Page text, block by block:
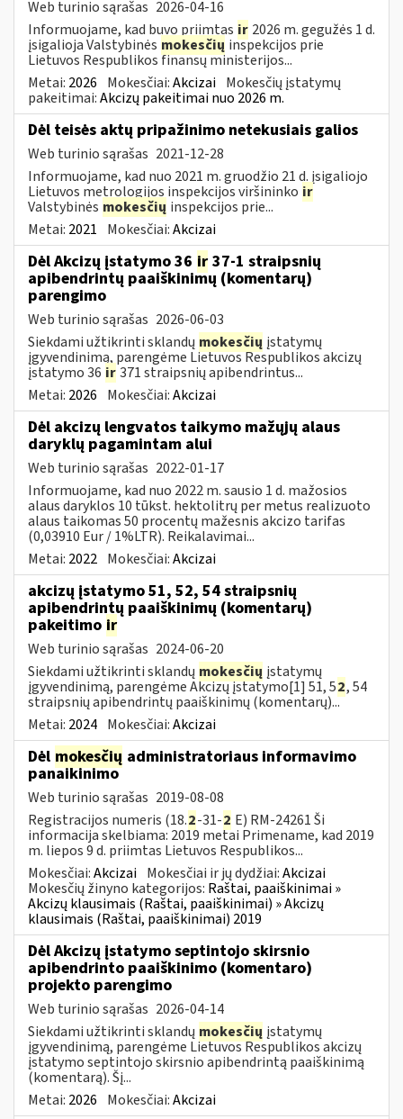
Web turinio sąrašas 2026-04-16
Informuojame, kad buvo priimtas ir 2026 m. gegužės 1 d.
įsigalioja Valstybinės mokesčių inspekcijos prie
Lietuvos Respublikos finansų ministerijos...
Metai: 2026 Mokesčiai:Akcizai Mokesčių įstatymų
pakeitimai:Akcizų pakeitimai nuo 2026 m.
Dėl teisės aktų pripažinimo netekusiais galios
Web turinio sąrašas 2021-12-28
Informuojame, kad nuo 2021 m. gruodžio 21 d. įsigaliojo
Lietuvos metrologijos inspekcijos viršininko ir
Valstybinės mokesčių inspekcijos prie...
Metai: 2021 Mokesčiai:Akcizai
Dėl Akcizų įstatymo 36 ir 37-1 straipsnių
apibendrintų paaiškinimų (komentarų)
parengimo
Web turinio sąrašas 2026-06-03
Siekdami užtikrinti sklandų mokesčių įstatymų
įgyvendinimą, parengėme Lietuvos Respublikos akcizų
įstatymo 36 ir371 straipsnių apibendrintus...
Metai: 2026 Mokesčiai:Akcizai
Dėl akcizų lengvatos taikymo mažųjų alaus
daryklų pagamintam alui
Web turinio sąrašas 2022-01-17
Informuojame, kad nuo 2022 m. sausio 1 d. mažosios
alaus daryklos 10 tūkst. hektolitrų per metus realizuoto
alaus taikomas 50 procentų mažesnis akcizo tarifas
(0,03910 Eur / 1%LTR). Reikalavimai...
Metai: 2022 Mokesčiai:Akcizai
akcizų įstatymo 51, 52, 54 straipsnių
apibendrintų paaiškinimų (komentarų)
pakeitimo ir
Web turinio sąrašas 2024-06-20
Siekdami užtikrinti sklandų mokesčių įstatymų
įgyvendinimą, parengėme Akcizų įstatymo[1] 51, 52, 54
straipsnių apibendrintų paaiškinimų (komentarų)...
Metai: 2024 Mokesčiai:Akcizai
Dėl mokesčių administratoriaus informavimo
panaikinimo
Web turinio sąrašas 2019-08-08
Registracijos numeris (18.2-31-2 E) RM-24261 Ši
informacija skelbiama: 2019 metai Primename, kad 2019
m. liepos 9 d. priimtas Lietuvos Respublikos...
Mokesčiai:Akcizai Mokesčiai ir jų dydžiai:Akcizai
Mokesčių žinyno kategorijos: Raštai, paaiškinimai »
Akcizų klausimais (Raštai, paaiškinimai) » Akcizų
klausimais (Raštai, paaiškinimai) 2019
Dėl Akcizų įstatymo septintojo skirsnio
apibendrinto paaiškinimo (komentaro)
projekto parengimo
Web turinio sąrašas 2026-04-14
Siekdami užtikrinti sklandų mokesčių įstatymų
įgyvendinimą, parengėme Lietuvos Respublikos akcizų
įstatymo septintojo skirsnio apibendrintą paaiškinimą
(komentarą). Šį...
Metai: 2026 Mokesčiai:Akcizai